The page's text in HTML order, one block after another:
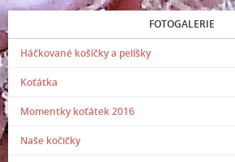
FOTOGALERIE
Háčkované košíčky a pelíšky
Koťátka
Momentky koťátek 2016
Naše kočičky